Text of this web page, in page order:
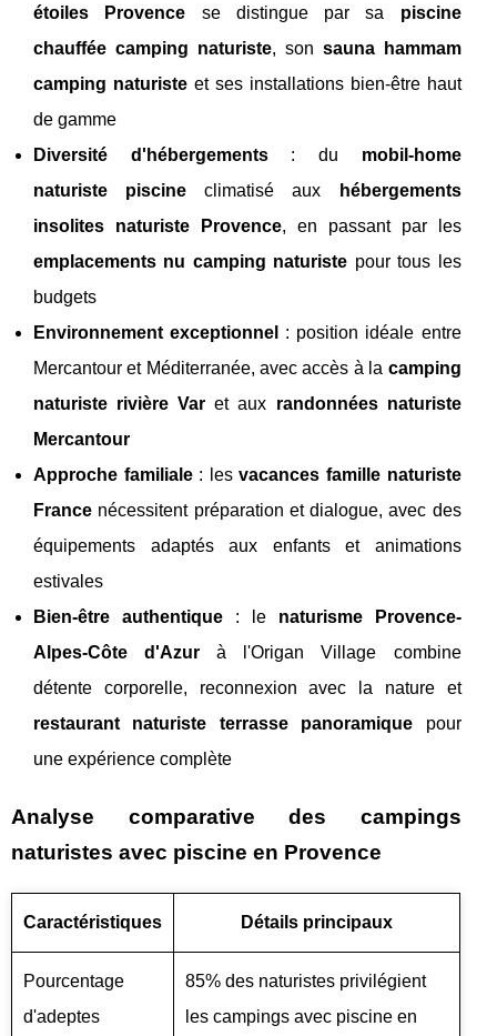
étoiles Provence se distingue par sa piscine
chauffée camping naturiste, son sauna hammam
camping naturisteet ses installations bien-être haut
de gamme
Diversité d'hébergements: du mobil-home
naturiste piscine climatisé aux
hébergements
insolites naturiste Provence, en passant par les
emplacements nu camping naturiste pour tous les
budgets
Environnement exceptionnel
: position idéale entre
Mercantour et Méditerranée, avec accès à la camping
naturiste rivière Var et aux randonnées naturiste
Mercantour
Approche familiale: lesvacances famille naturiste
France nécessitent préparation et dialogue, avec des
équipements adaptés aux enfants et animations
estivales
Bien-être authentique: le naturisme Provence-
Alpes-Côte d'Azur à l'Origan Village combine
détente corporelle, reconnexion avec la nature et
restaurant naturiste terrasse panoramique pour
une expérience complète
Analyse comparative des campings
naturistes avec piscine en Provence
Caractéristiques Détails principaux
Pourcentage
d'adeptes
85% des naturistes privilégient
les campings avec piscine en